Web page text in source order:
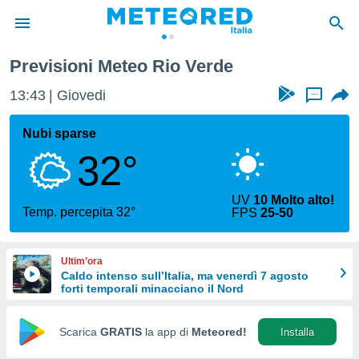
di
per
le
di
Web
Previsioni Meteo Rio Verde
13:43 Giovedi ...
Nubi sparse
32°
Temp. percepita 32°
UV 10 Molto alto!
FPS25-50
Ultim’ora
Caldo intenso sull’Italia, ma venerdì 7 agosto
forti temporali minacciano il Nord
Scarica GRATIS la app di Meteored! Installa